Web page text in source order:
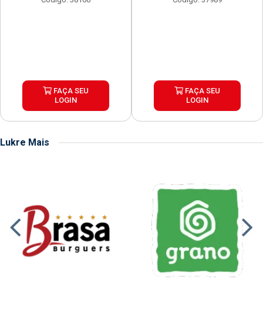
FAÇA SEU
LOGIN
FAÇA SEU
LOGIN
Lukre Mais